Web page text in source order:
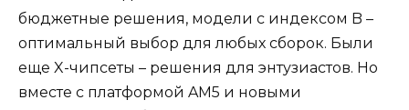
бюджетные решения, модели с индексом B –
оптимальный выбор для любых сборок. Были
еще X-чипсеты – решения для энтузиастов. Но
вместе с платформой AM5 и новыми